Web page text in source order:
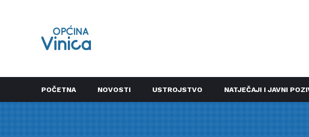
POČETNA NOVOSTI USTROJSTVO NATJEČAJI I JAVNI